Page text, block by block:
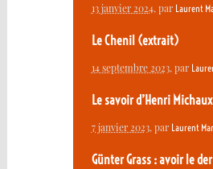
13 janvier 2024, par Laurent
Le Chenil (extrait)
14 septembre 2023, par
Le savoir d’Henri Michaux
7 janvier 2023, par Laurent
Günter Grass : avoir le